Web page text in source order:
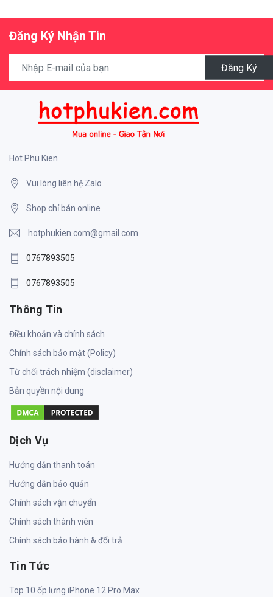
Đăng Ký Nhận Tin
Đăng Ký
Hot Phu Kien
Vui lòng liên hệ Zalo
Shop chỉ bán online
hotphukien.com@gmail.com
0767893505
0767893505
Thông Tin
Điều khoản và chính sách
Chính sách bảo mật (Policy)
Từ chối trách nhiệm (disclaimer)
Bản quyền nội dung
Dịch Vụ
Hướng dẫn thanh toán
Hướng dẫn bảo quản
Chính sách vận chuyển
Chính sách thành viên
Chính sách bảo hành & đổi trả
Tin Tức
Top 10 ốp lưng iPhone 12 Pro Max